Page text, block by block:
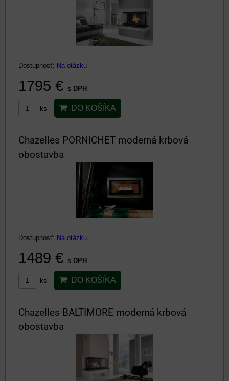
Dostupnosť: Na otázku
1795 € s DPH
ks DO KOŠÍKA
Chazelles PORNICHET moderná krbová
obostavba
Dostupnosť: Na otázku
1489 € s DPH
ks DO KOŠÍKA
Chazelles BALTIMORE moderná krbová
obostavba